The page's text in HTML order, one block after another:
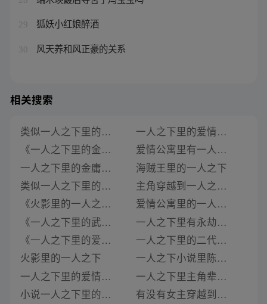
29 狐妖小红娘醉酒
30 风天养和风正豪的关系
相关搜索
类似一人之下里的金庸绝学的小说
《一人之下里的金庸绝学》类似推荐
一人之下里的金庸绝学小说
类似一人之下里的爱情公寓的小说
《火影里的一人之下》类似推荐
《一人之下里的武器大师》类似推荐
《一人之下里的爱情公寓》类似推荐
火影里的一人之下
一人之下里的爱情公寓
小说一人之下里的爱情公寓
一人之下里的爱情公寓小说广告
爱情公寓里有一人之下的小说
海贼王里的一人之下
主角穿越到一人之下里的小说
爱情公寓里的一人之下txt
一人之下里有永劫技能的小说
一人之下里的二代僵尸小说
一人之下小说里陈朵想要的是什么
一人之下里主角辈分高的小说叫什么
有没有女主穿越到一人之下的小说里